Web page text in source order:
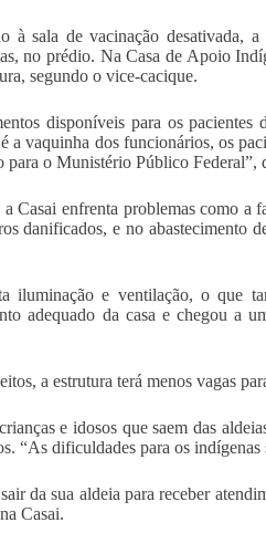
à sala de vacinação desativada,
no prédio. Na Casa de Apoio
segundo o vice-cacique.
disponíveis para os
a vaquinha dos funcionários, os
para o Munistério Público Federal”,
Casai enfrenta problemas como a
danificados, e no abastecimento
iluminação e ventilação, o que
adequado da casa e chegou a
a estrutura terá menos vagas
e idosos que saem das
“As dificuldades para os indígenas
da sua aldeia para receber
Casai.